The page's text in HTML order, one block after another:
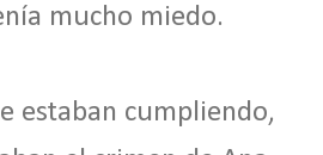
mucho miedo.
estaban cumpliendo,